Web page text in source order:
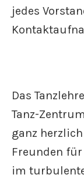
jedes
Das
Tanz-
ganz
Freunden
im